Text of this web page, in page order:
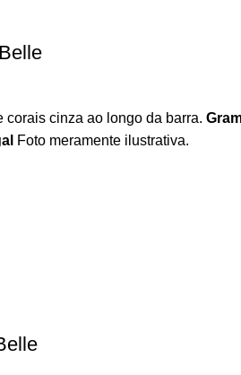
cinza ao longo da barra.
Foto meramente ilustrativa.